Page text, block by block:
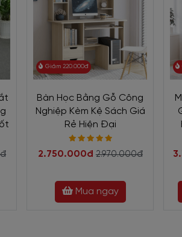
Chân Sắt Mặt Gỗ
Giảm 220.000đ
Bàn Học Bằng Gỗ Công
Nghiệp Kèm Kệ Sách Giá
Rẻ Hiện Đại
2.750.000đ 2.970.000đ
Mua ngay